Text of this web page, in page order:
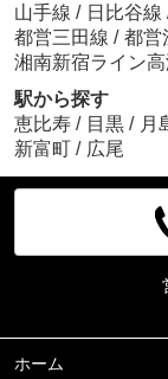
山手線 / 日比谷線
都営三田線 / 都営
湘南新宿ライン
駅から探す
恵比寿 / 目黒 / 月
新富町 / 広尾
ホーム